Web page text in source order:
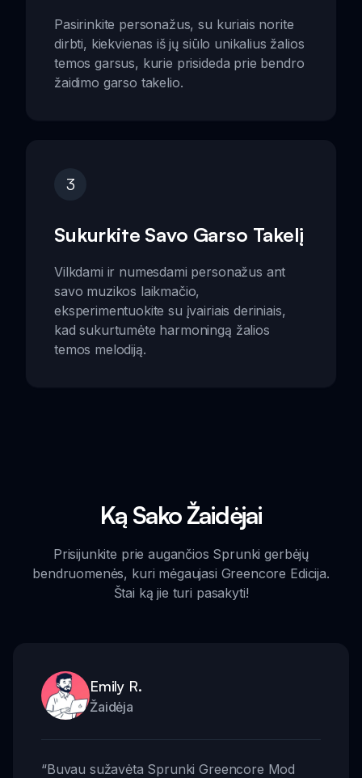
Pasirinkite personažus, su kuriais norite
dirbti, kiekvienas iš jų siūlo unikalius žalios
temos garsus, kurie prisideda prie bendro
žaidimo garso takelio.
3
Sukurkite Savo Garso Takelį
Vilkdami ir numesdami personažus ant
savo muzikos laikmačio,
eksperimentuokite su įvairiais deriniais,
kad sukurtumėte harmoningą žalios
temos melodiją.
Ką Sako Žaidėjai
Prisijunkite prie augančios Sprunki gerbėjų
bendruomenės, kuri mėgaujasi Greencore Edicija.
Štai ką jie turi pasakyti!
Emily R.
Žaidėja
“Buvau sužavėta Sprunki Greencore Mod